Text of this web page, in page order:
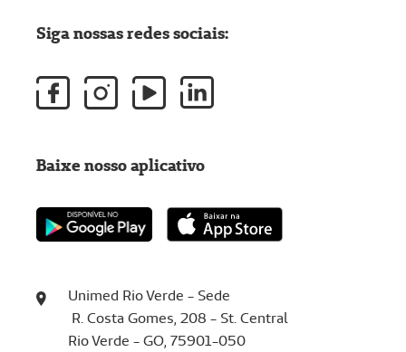
Unimed Rio Verde - Sede
R. Costa Gomes, 208 - St. Central
Rio Verde - GO, 75901-050
Siga nossas redes sociais:
Baixe nosso aplicativo